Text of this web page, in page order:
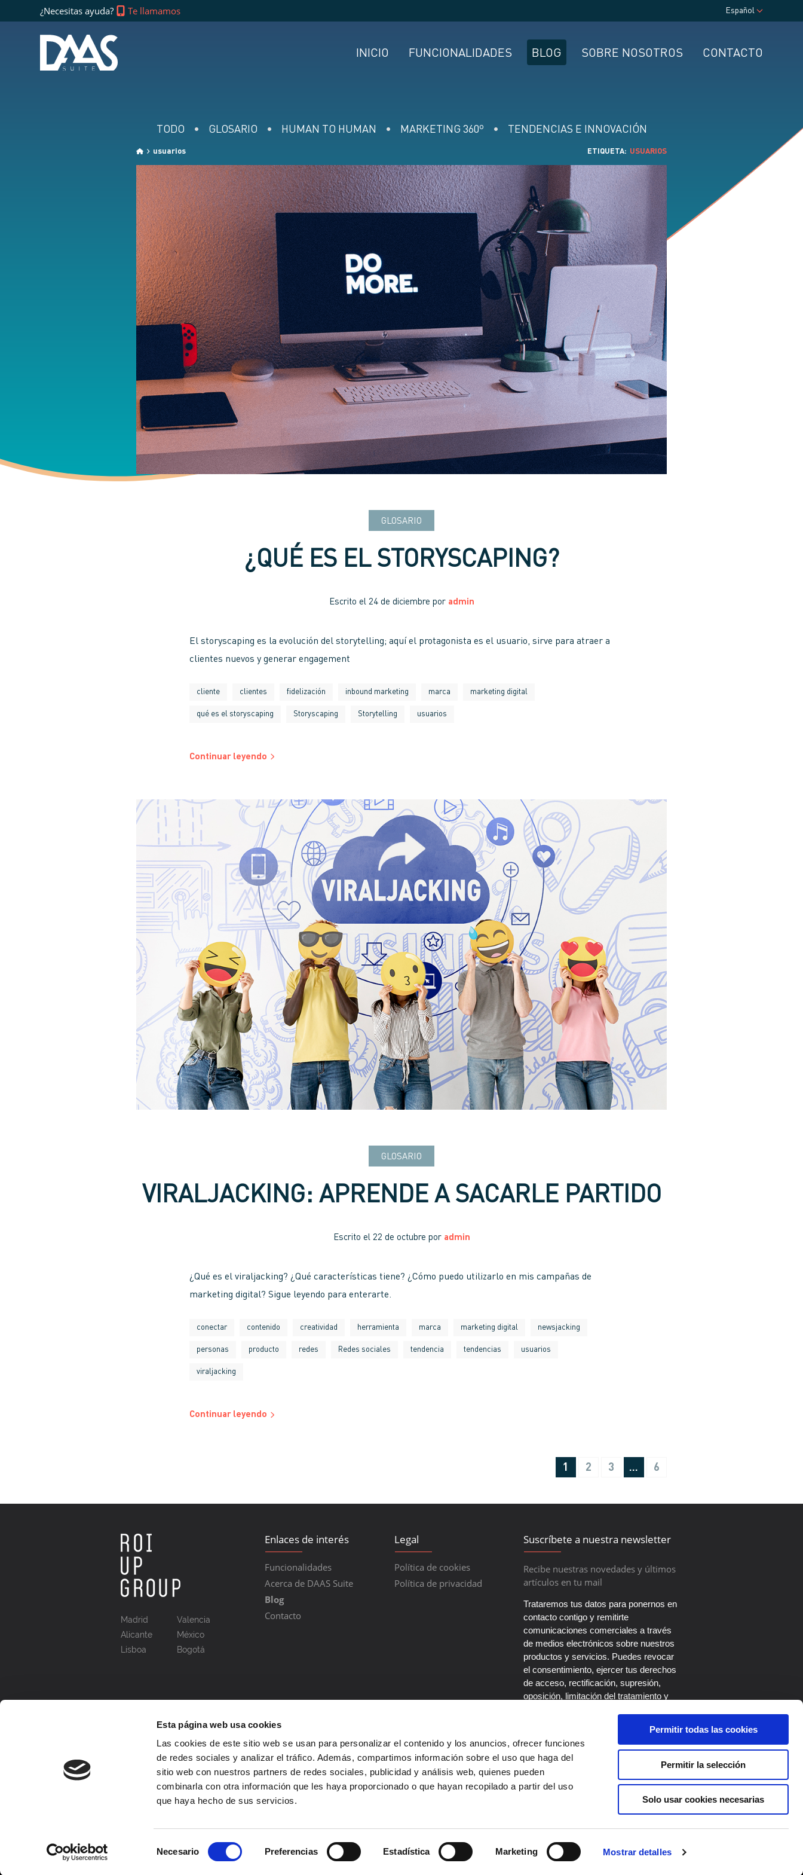
Esta página web usa cookies
Las cookies de este sitio web se usan para personalizar el contenido y los anuncios, ofrecer funciones
de redes sociales y analizar el tráfico. Además, compartimos información sobre el uso que haga del
sitio web con nuestros partners de redes sociales, publicidad y análisis web, quienes pueden
combinarla con otra información que les haya proporcionado o que hayan recopilado a partir del uso
que haya hecho de sus servicios.
Necesario Preferencias Estadística Marketing Mostrar detalles
Permitir todas las cookies
Permitir la selección
Solo usar cookies necesarias
¿Necesitas ayuda? Te llamamos Español
INICIO FUNCIONALIDADES BLOG SOBRE NOSOTROS CONTACTO
TODO GLOSARIO HUMAN TO HUMAN MARKETING 360º TENDENCIAS E INNOVACIÓN
ETIQUETA USUARIOS
usuarios
GLOSARIO
¿QUÉ ES EL STORYSCAPING?
Escrito el 24 de diciembre por admin
El storyscaping es la evolución del storytelling; aquí el protagonista es el usuario, sirve para atraer a
clientes nuevos y generar engagement
cliente clientes fidelización inbound marketing marca marketing digital
qué es el storyscaping Storyscaping Storytelling usuarios
Continuar leyendo
GLOSARIO
VIRALJACKING: APRENDE A SACARLE PARTIDO
Escrito el 22 de octubre por admin
¿Qué es el viraljacking? ¿Qué características tiene? ¿Cómo puedo utilizarlo en mis campañas de
marketing digital? Sigue leyendo para enterarte.
conectar contenido creatividad herramienta marca marketing digital newsjacking
personas producto redes Redes sociales tendencia tendencias usuarios
viraljacking
Continuar leyendo
1 2 3 … 6
Madrid
Valencia
Alicante
México
Lisboa
Bogotá
Enlaces de interés
Funcionalidades
Acerca de DAAS Suite
Blog
Contacto
Legal
Política de cookies
Política de privacidad
Suscríbete a nuestra newsletter
Recibe nuestras novedades y últimos
artículos en tu mail
Trataremos tus datos para ponernos en
contacto contigo y remitirte
comunicaciones comerciales a través
de medios electrónicos sobre nuestros
productos y servicios. Puedes revocar
el consentimiento, ejercer tus derechos
de acceso, rectificación, supresión,
oposición, limitación del tratamiento y
correo dpo@roi-up.es. Más información
en la Política de Privacidad.
© DAAS 2026. Todos los derechos reservados Síguenos